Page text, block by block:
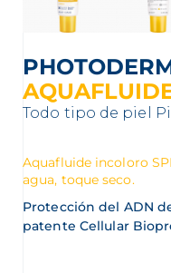
Todo tipo de piel
Aquafluide incoloro
agua, toque seco.
Protección del ADN
patente Cellular